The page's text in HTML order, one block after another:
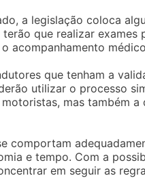
a legislação coloca
que realizar exames
acompanhamento
que tenham a
utilizar o processo
mas também
comportam
e tempo. Com a
em seguir as